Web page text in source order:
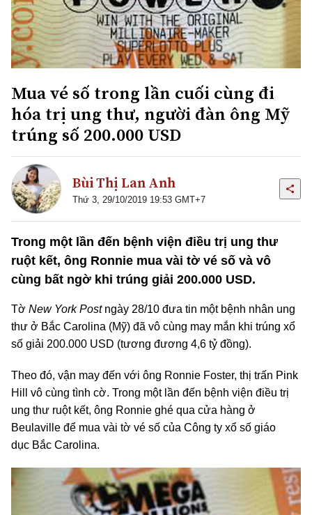
Mua vé số trong lần cuối cùng đi
hóa trị ung thư, người đàn ông Mỹ
trúng số 200.000 USD
Bùi Thị Lan Anh
Thứ 3, 29/10/2019 19:53 GMT+7
Trong một lần đến bệnh viện điều trị ung thư
ruột kết, ông Ronnie mua vài tờ vé số và vô
cùng bất ngờ khi trúng giải 200.000 USD.
Tờ New York Postngày 28/10 đưa tin một bệnh nhân ung
thư ở Bắc Carolina (Mỹ) đã vô cùng may mắn khi trúng xổ
số giải 200.000 USD (tương đương 4,6 tỷ đồng).
Theo đó, vận may đến với ông Ronnie Foster, thị trấn Pink
Hill vô cùng tình cờ. Trong một lần đến bệnh viện điều trị
ung thư ruột kết, ông Ronnie ghé qua cửa hàng ở
Beulaville để mua vài tờ vé số của Công ty xổ số giáo
dục Bắc Carolina.